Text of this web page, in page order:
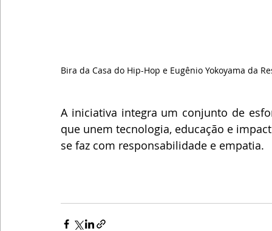
Bira da Casa do Hip-Hop e Eugênio Yokoyama da
A iniciativa integra um conjunto de
que unem tecnologia, educação e
se faz com responsabilidade e empatia.